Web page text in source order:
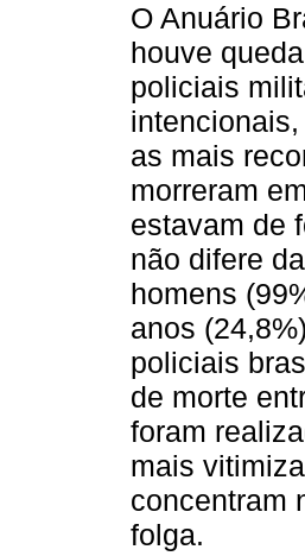
O Anuário
houve
policiais
as mais
morreram
estavam de
não difere
homens
anos
policiais
de morte
foram
mais
concentram
folga.